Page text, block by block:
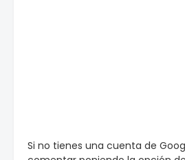
Si no tienes una cuenta de